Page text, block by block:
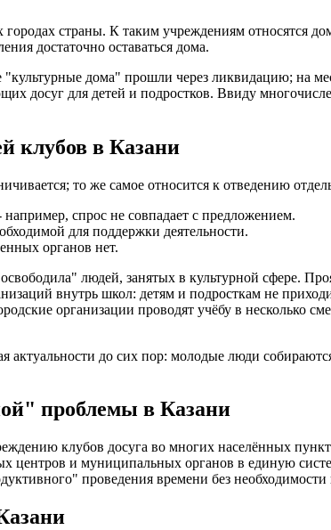
страны. К таким учреждениям относятся
достаточно оставаться дома.
"культурные дома" прошли через ликвидацию;
досуг для детей и подростков. Ввиду
клубов в Казани
то же самое относится к отведению
спрос не совпадает с предложением.
для поддержки деятельности.
органов нет.
людей, занятых в культурной сфере.
внутрь школ: детям и подросткам не
организации проводят учёбу в несколько
актуальности до сих пор: молодые люди
проблемы в Казани
клубов досуга во многих населённых
центров и муниципальных органов в единую
проведения времени без